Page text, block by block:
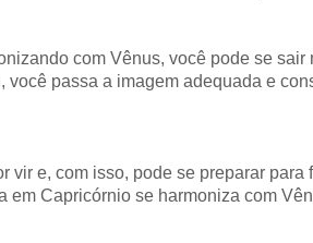
com Vênus, você pode se sair
você passa a imagem adequada e
vir e, com isso, pode se preparar para
em Capricórnio se harmoniza com